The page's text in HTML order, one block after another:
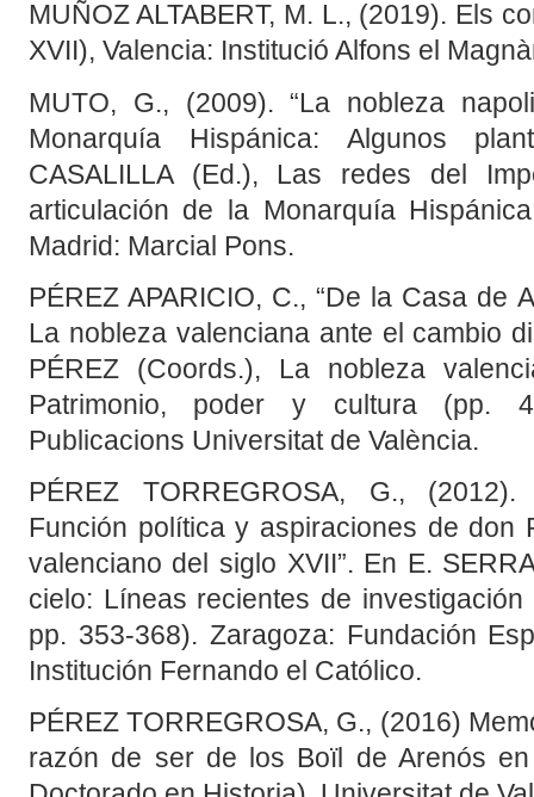
MUÑOZ ALTABERT, M. L., (2019). Els
XVII), Valencia: Institució Alfons el
MUTO, G., (2009). “La nobleza
Monarquía Hispánica: Algunos
CASALILLA (Ed.), Las redes del
articulación de la Monarquía
Madrid: Marcial Pons.
PÉREZ APARICIO, C., “De la Casa de
La nobleza valenciana ante el cambio
PÉREZ (Coords.), La nobleza
Patrimonio, poder y cultura (pp.
Publicacions Universitat de València.
PÉREZ TORREGROSA, G.,
Función política y aspiraciones de don
valenciano del siglo XVII”. En E.
cielo: Líneas recientes de
pp. 353-368). Zaragoza: Fundación
Institución Fernando el Católico.
PÉREZ TORREGROSA, G., (2016)
razón de ser de los Boïl de Arenós